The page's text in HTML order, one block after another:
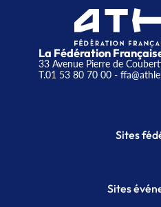
La Fédération
33 Avenue Pierre de
T.01 53 80 70 00-
Sites
Plateforme
Sites